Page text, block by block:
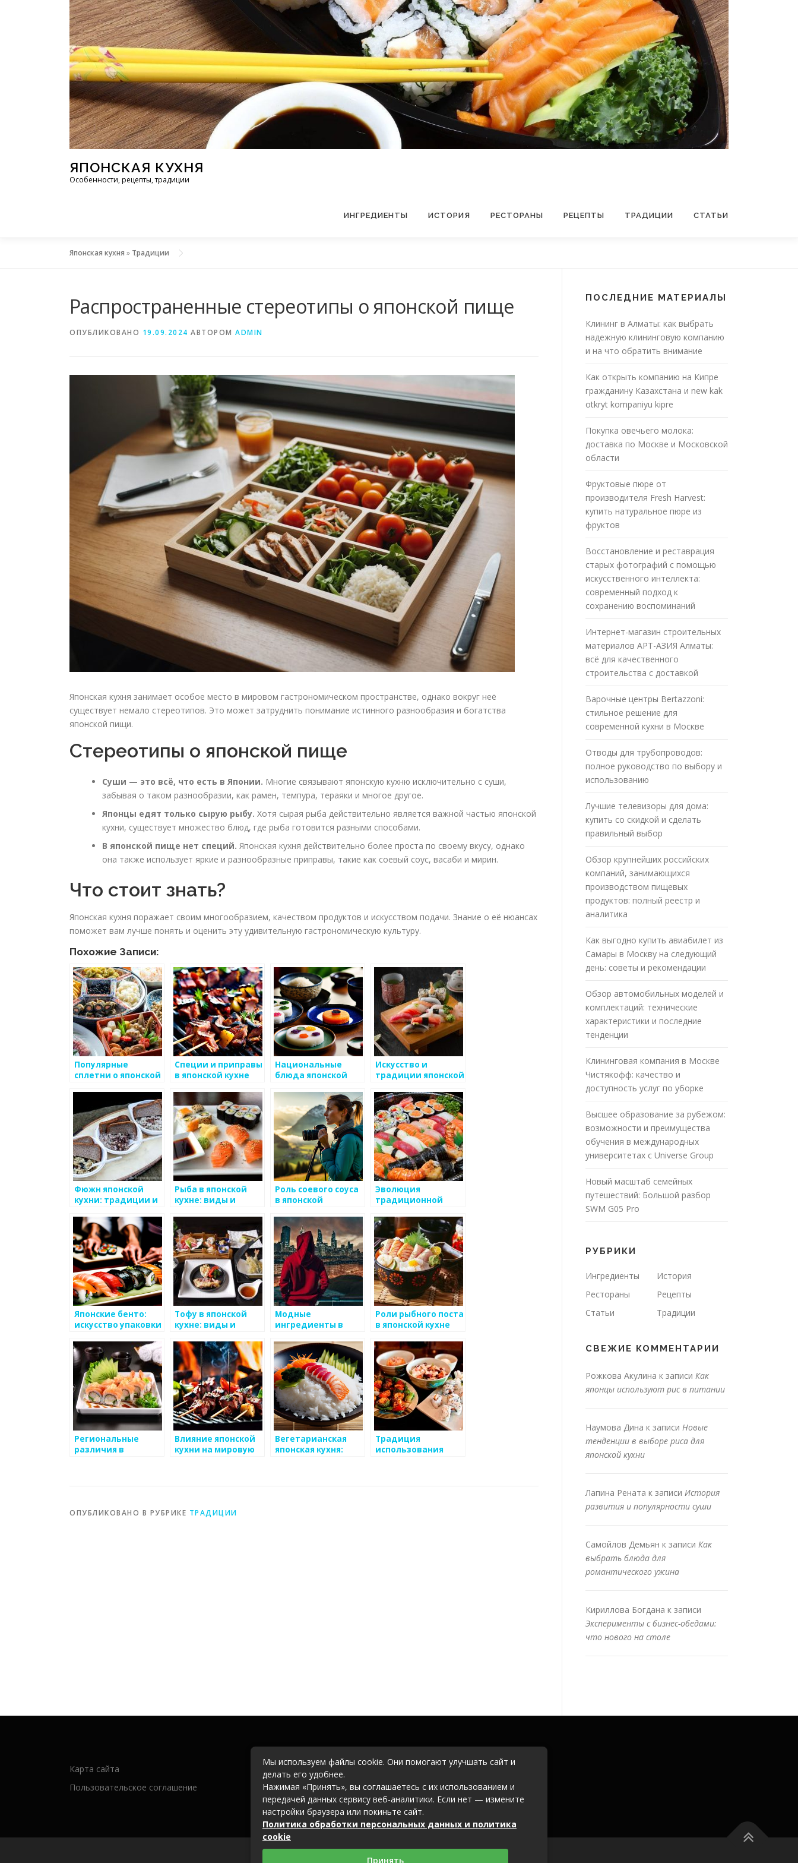
Перейти к содержимому
ЯПОНСКАЯ КУХНЯ
Особенности, рецепты, традиции
ИНГРЕДИЕНТЫ ИСТОРИЯ РЕСТОРАНЫ РЕЦЕПТЫ ТРАДИЦИИ СТАТЬИ
Японская кухня » Традиции
Распространенные стереотипы о японской пище
ОПУБЛИКОВАНО 19.09.2024 АВТОРОМ ADMIN
Японская кухня занимает особое место в мировом гастрономическом пространстве, однако вокруг неё
существует немало стереотипов. Это может затруднить понимание истинного разнообразия и богатства
японской пищи.
Стереотипы о японской пище
Суши — это всё, что есть в Японии. Многие связывают японскую кухню исключительно с суши,
забывая о таком разнообразии, как рамен, темпура, тераяки и многое другое.
Японцы едят только сырую рыбу. Хотя сырая рыба действительно является важной частью японской
кухни, существует множество блюд, где рыба готовится разными способами.
В японской пище нет специй. Японская кухня действительно более проста по своему вкусу, однако
она также использует яркие и разнообразные приправы, такие как соевый соус, васаби и мирин.
Что стоит знать?
Японская кухня поражает своим многообразием, качеством продуктов и искусством подачи. Знание о её нюансах
поможет вам лучше понять и оценить эту удивительную гастрономическую культуру.
Похожие Записи:
Популярные
сплетни о японской
Специи и приправы
в японской кухне
Национальные
блюда японской
Искусство и
традиции японской
Фюжн японской
кухни: традиции и
Рыба в японской
кухне: виды и
приготовления
Роль соевого соуса
в японской
Эволюция
традиционной
древности до
современности
Японские бенто:
искусство упаковки
Тофу в японской
кухне: виды и
приготовления
Модные
ингредиенты в
японской кухне
Роли рыбного поста
в японской кухне
Региональные
различия в
Влияние японской
кухни на мировую
Вегетарианская
японская кухня:
Традиция
использования
ОПУБЛИКОВАНО В РУБРИКЕ ТРАДИЦИИ
ПОСЛЕДНИЕ МАТЕРИАЛЫ
Клининг в Алматы: как выбрать
надежную клининговую компанию
и на что обратить внимание
Как открыть компанию на Кипре
гражданину Казахстана и new kak
otkryt kompaniyu kipre
Покупка овечьего молока:
доставка по Москве и Московской
области
Фруктовые пюре от
производителя Fresh Harvest:
купить натуральное пюре из
фруктов
Восстановление и реставрация
старых фотографий с помощью
искусственного интеллекта:
современный подход к
сохранению воспоминаний
Интернет-магазин строительных
материалов АРТ-АЗИЯ Алматы:
всё для качественного
строительства с доставкой
Варочные центры Bertazzoni:
стильное решение для
современной кухни в Москве
Отводы для трубопроводов:
полное руководство по выбору и
использованию
Лучшие телевизоры для дома:
купить со скидкой и сделать
правильный выбор
Обзор крупнейших российских
компаний, занимающихся
производством пищевых
продуктов: полный реестр и
аналитика
Как выгодно купить авиабилет из
Самары в Москву на следующий
день: советы и рекомендации
Обзор автомобильных моделей и
комплектаций: технические
характеристики и последние
тенденции
Клининговая компания в Москве
Чистякофф: качество и
доступность услуг по уборке
Высшее образование за рубежом:
возможности и преимущества
обучения в международных
университетах с Universe Group
Новый масштаб семейных
путешествий: Большой разбор
SWM G05 Pro
РУБРИКИ
Ингредиенты
История
Рестораны
Рецепты
Статьи
Традиции
СВЕЖИЕ КОММЕНТАРИИ
Рожкова Акулина к записи Как
японцы используют рис в питании
Наумова Дина к записи Новые
тенденции в выборе риса для
японской кухни
Лапина Рената к записи История
развития и популярности суши
Самойлов Демьян к записи Как
выбрать блюда для
романтического ужина
Кириллова Богдана к записи
Эксперименты с бизнес-обедами:
что нового на столе
Карта сайта
Пользовательское соглашение
Мы используем файлы cookie. Они помогают улучшать сайт и
делать его удобнее.
Нажимая «Принять», вы соглашаетесь с их использованием и
передачей данных сервису веб-аналитики. Если нет — измените
настройки браузера или покиньте сайт.
Политика обработки персональных данных и политика
cookie
Принять